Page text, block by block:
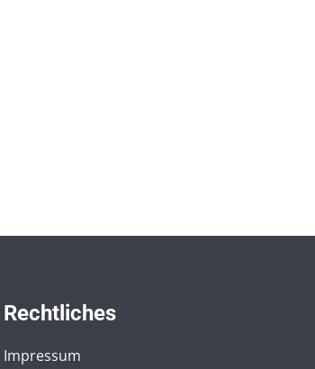
Rechtliches
Impressum